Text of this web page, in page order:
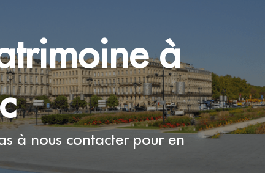
à
à nous contacter pour en